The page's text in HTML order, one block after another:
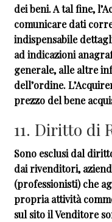
dei beni. A tal fine,
comunicare dati
indispensabile
ad indicazioni
generale, alle altre
dell’ordine.
prezzo del bene
11. Diritto di
Sono esclusi dal
dai rivenditori,
(professionisti) che
propria attività
sul sito il Venditore